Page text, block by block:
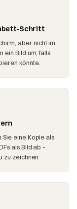
Schritt
aber nicht im
ein Bild um, falls
könnte.
Sie eine Kopie als
als Bild ab –
zu zeichnen.